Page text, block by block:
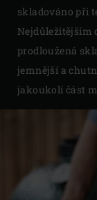
skladováno při
Nejdůležitějším
prodloužená
jemnější a
jakoukoli část